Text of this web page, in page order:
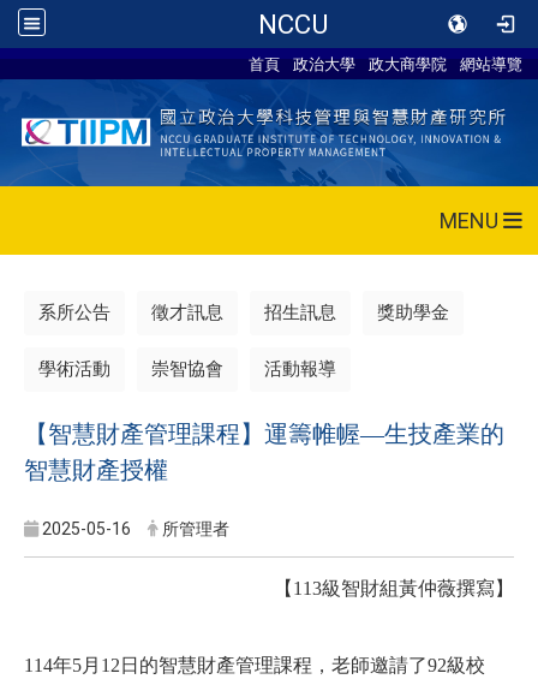
NCCU
首頁 政治大學 政大商學院 網站導覽
MENU
系所公告 徵才訊息 招生訊息 獎助學金
學術活動 崇智協會 活動報導
【智慧財產管理課程】運籌帷幄—生技產業的
智慧財產授權
2025-05-16 所管理者
【113級智財組黃仲薇撰寫】
114年5月12日的智慧財產管理課程，老師邀請了92級校